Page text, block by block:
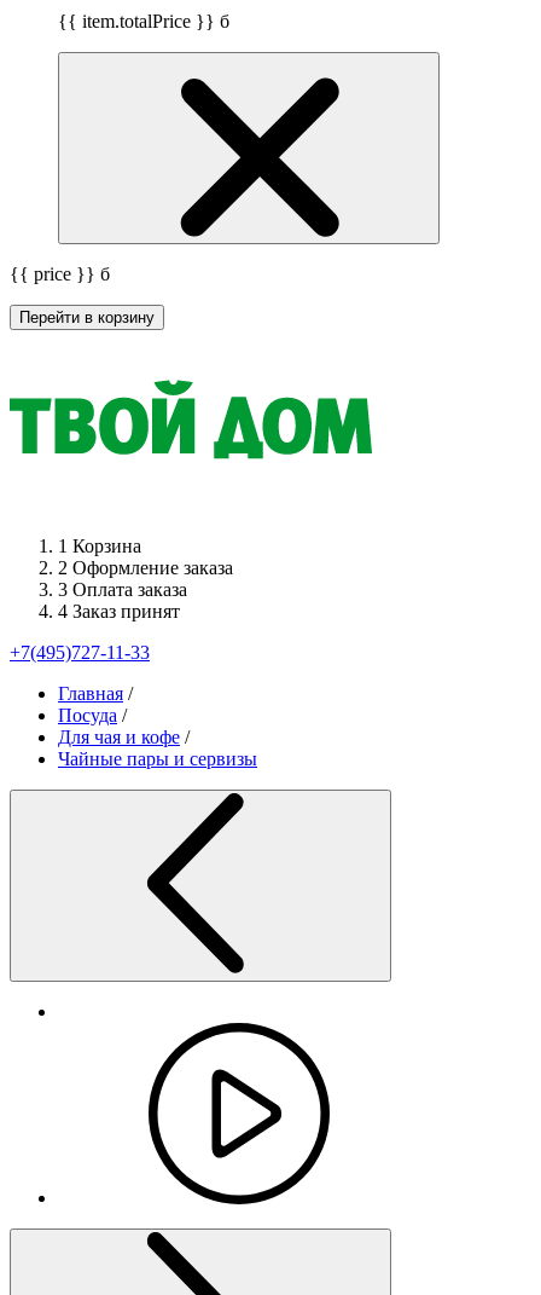
{{ item.totalPrice }} б
{{ price }} б
Перейти в корзину
1 Корзина
2 Оформление заказа
3 Оплата заказа
4 Заказ принят
+7(495)727-11-33
Главная /
Посуда /
Для чая и кофе /
Чайные пары и сервизы